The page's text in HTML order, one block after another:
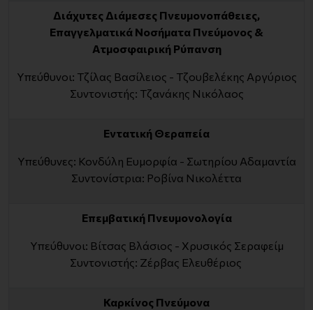
Διάχυτες Διάμεσες Πνευμονοπάθειες,
Επαγγελματικά Νοσήματα Πνεύμονος &
Ατμοσφαιρική Ρύπανση
Υπεύθυνοι: Τζίλας Βασίλειος - Τζουβελέκης Αργύριος
Συντονιστής: Τζανάκης Νικόλαος
Εντατική Θεραπεία
Υπεύθυνες: Κονδύλη Ευμορφία - Σωτηρίου Αδαμαντία
Συντονίστρια: Ροβίνα Νικολέττα
Επεμβατική Πνευμονολογία
Υπεύθυνοι: Βίτσας Βλάσιος - Χρυσικός Σεραφείμ
Συντονιστής: Ζέρβας Ελευθέριος
Καρκίνος Πνεύμονα